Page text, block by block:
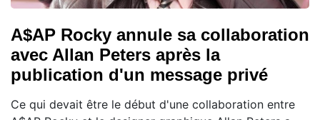
A$AP Rocky annule sa collaboration
avec Allan Peters après la
publication d'un message privé
Ce qui devait être le début d'une collaboration entre